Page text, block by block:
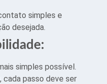
simples e
desejada.
simples possível.
cada passo deve ser